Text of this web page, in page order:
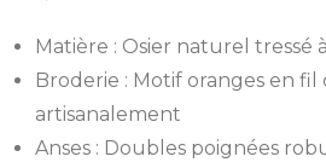
Matière : Osier naturel tressé
Broderie : Motif oranges en fil
artisanalement
Anses : Doubles poignées